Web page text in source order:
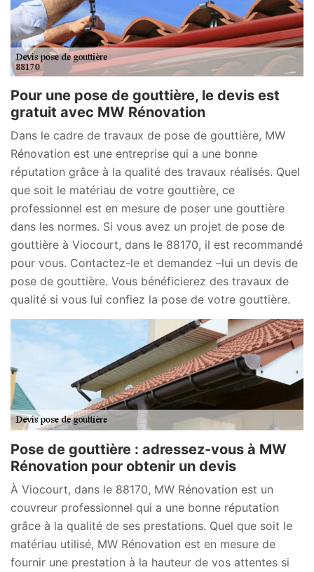
Pour une pose de gouttière, le devis est
gratuit avec MW Rénovation
Dans le cadre de travaux de pose de gouttière, MW
Rénovation est une entreprise qui a une bonne
réputation grâce à la qualité des travaux réalisés. Quel
que soit le matériau de votre gouttière, ce
professionnel est en mesure de poser une gouttière
dans les normes. Si vous avez un projet de pose de
gouttière à Viocourt, dans le 88170, il est recommandé
pour vous. Contactez-le et demandez –lui un devis de
pose de gouttière. Vous bénéficierez des travaux de
qualité si vous lui confiez la pose de votre gouttière.
Pose de gouttière : adressez-vous à MW
Rénovation pour obtenir un devis
À Viocourt, dans le 88170, MW Rénovation est un
couvreur professionnel qui a une bonne réputation
grâce à la qualité de ses prestations. Quel que soit le
matériau utilisé, MW Rénovation est en mesure de
fournir une prestation à la hauteur de vos attentes si